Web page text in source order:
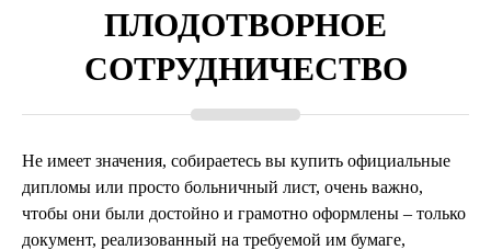
ПЛОДОТВОРНОЕ
СОТРУДНИЧЕСТВО
Не имеет значения, собираетесь вы купить официальные
дипломы или просто больничный лист, очень важно,
чтобы они были достойно и грамотно оформлены – только
документ, реализованный на требуемой им бумаге,